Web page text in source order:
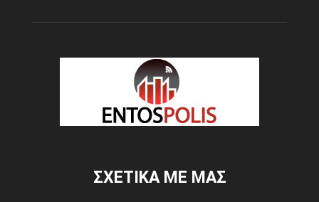
ΣΧΕΤΙΚΑ ΜΕ ΜΑΣ